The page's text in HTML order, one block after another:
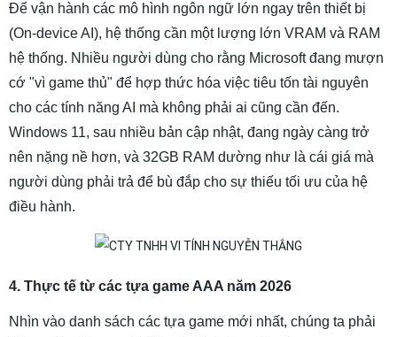
Để vận hành các mô hình ngôn ngữ lớn ngay trên thiết bị
(On-device AI), hệ thống cần một lượng lớn VRAM và RAM
hệ thống. Nhiều người dùng cho rằng Microsoft đang mượn
cớ "vì game thủ" để hợp thức hóa việc tiêu tốn tài nguyên
cho các tính năng AI mà không phải ai cũng cần đến.
Windows 11, sau nhiều bản cập nhật, đang ngày càng trở
nên nặng nề hơn, và 32GB RAM dường như là cái giá mà
người dùng phải trả để bù đắp cho sự thiếu tối ưu của hệ
điều hành.
4. Thực tế từ các tựa game AAA năm 2026
Nhìn vào danh sách các tựa game mới nhất, chúng ta phải